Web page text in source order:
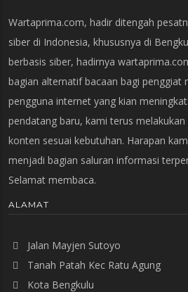
Wartaprima.com, hadir ditengah
siber di Indonesia, khususnya di
berbasis siber, hadirnya
bagian alternatif bacaan bagi penggiat
pengguna internet yang kian
pendatang baru, kami terus
konten sesuai kebutuhan. Harapan
menjadi bagian saluran informasi
Selamat membaca.
ALAMAT
Jalan Mayjen Sutoyo
Tanah Patah Kec Ratu Agung
Kota Bengkulu